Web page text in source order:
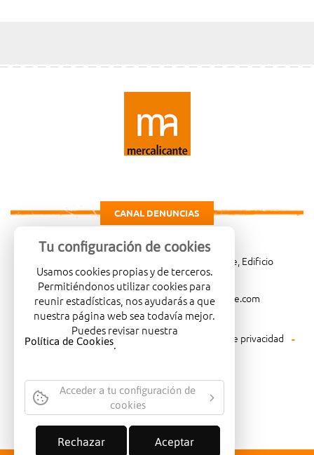
CANAL DENUNCIAS
Carretera de Madrid Km. 4, 03114 Alicante, Edificio
Administrativo, planta 3ª
966081001
merca@mercalicante.com
Aviso legal Política de cookies
Política de privacidad
Política medioambiental
EMPRESA CERTIFICADA CON EL
Tu configuración de cookies
Usamos cookies propias y de terceros.
Permitiéndonos utilizar cookies para
reunir estadísticas, nos ayudarás a que
nuestra página web sea todavía mejor.
Puedes revisar nuestra
Política de Cookies.
Acceder a tu configuración de
cookies
Rechazar Aceptar